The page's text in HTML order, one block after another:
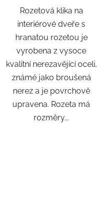
Rozetová klika na
interiérové ​​dveře s
hranatou rozetou je
vyrobena z vysoce
kvalitní nerezavějící oceli,
známé jako broušená
nerez a je povrchově
upravena. Rozeta má
rozměry...